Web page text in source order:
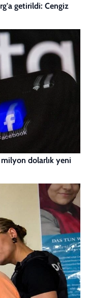
getirildi: Cengiz
dolarlık yeni